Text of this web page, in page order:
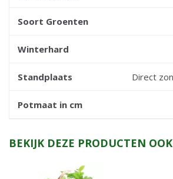
Soort Groenten
Winterhard
Standplaats Direct
Potmaat in cm
BEKIJK DEZE PRODUCTEN